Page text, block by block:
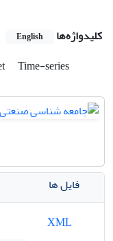
کلیدواژه‌ها English
Time-series
فایل ها